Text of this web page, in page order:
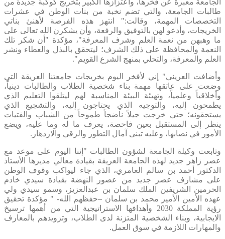
طالبات الجامعة، والتي تضم نخبة من بنات الوطن في عشرات
التخصصات المهمة، وقالت:" انتهز هذه الفرصة لأهنئ بناتي
الخريجات، وأدعو لهن بالتوفيق والرفعة، وأن يشكرن الله تعالى على
ما وهبهن من نعمة العلم وشرف المعرفة"، مؤكدة "أن شكر تلك
النعمة والمحافظة على ذلك الشرف؛ ليتحقق بالبذل والعطاء ونشر
العلم والمعرفة، والتحلي بمنهج الشرع القويم".
وأضافت العريني" إني لأفخر اليوم بخريجات جامعتنا العريقة التي
وضعت على عاتقها مهمة بناء شخصية الطلاب والطالبات دينياً،
وأخلاقياً وعلمياً، وتهيئة البيئة المناسبة لهم ليتلقوا التعليم الذي
يطمحون إليه، والتوجيه الذي يحتاجون إليه، والتشجيع الذي
يستحقونه؛ حتى خرجت جيلاً ناضجاً طموحاً من الشباب والفتيات
ينظر إلى المستقبل بعين فاحصة، يعرف ما له وما عليه، ويضع
الأمور في نصابها، وعليه تبنى آمال التطور والرقي والازدهار.
وتابعت وكيلة الجامعة لشؤون الطالبات "إننا اليوم على موعد مع
عصر زاهر جديد لهذه الجامعة العريقة بقيادة معالي مديرها الأستاذ
الدكتور أحمد بن سالم العامري، الذي جاء ليواكب وقوف الوطن
على مشارف عصر جديد من عصور النهضة بقيادة سيدي خادم
الحرمين الشريفين الملك سلمان بن عبدالعزيز، وسمو سيدي ولي
عهده الأمين الأمير محمد بن سلمان –حفظهم الله- " مؤكدة تحقيق
رؤية المملكة 2030 وأهدافها الاستراتيجية التي من أهمها ترسيخ
الايجابية، وبناء الشخصية المتزنة لدى الطلاب، وتزويدهم بالمعارف
والمهارات اللازمة في سوق العمل.